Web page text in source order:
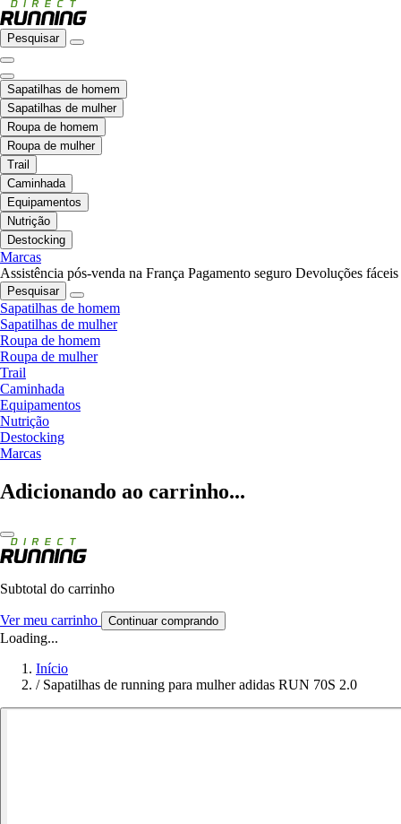
Pesquisar
Sapatilhas de homem
Sapatilhas de mulher
Roupa de homem
Roupa de mulher
Trail
Caminhada
Equipamentos
Nutrição
Destocking
Marcas
Assistência pós-venda na França Pagamento seguro Devoluções fáceis
Pesquisar
Sapatilhas de homem
Sapatilhas de mulher
Roupa de homem
Roupa de mulher
Trail
Caminhada
Equipamentos
Nutrição
Destocking
Marcas
Adicionando ao carrinho...
Subtotal do carrinho
Ver meu carrinho Continuar comprando
Loading...
Início
/ Sapatilhas de running para mulher adidas RUN 70S 2.0